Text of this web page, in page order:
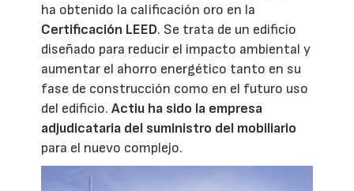
ha obtenido la calificación oro en la
Certificación LEED. Se trata de un edificio
diseñado para reducir el impacto ambiental y
aumentar el ahorro energético tanto en su
fase de construcción como en el futuro uso
del edificio.Actiu ha sido la empresa
adjudicataria del suministro del mobiliario
para el nuevo complejo.